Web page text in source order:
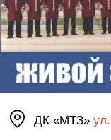
ДК «МТЗ»